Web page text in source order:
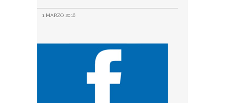
1 MARZO 2016